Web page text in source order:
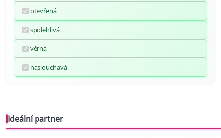
otevřená
spolehlivá
věrná
naslouchavá
Ideální partner